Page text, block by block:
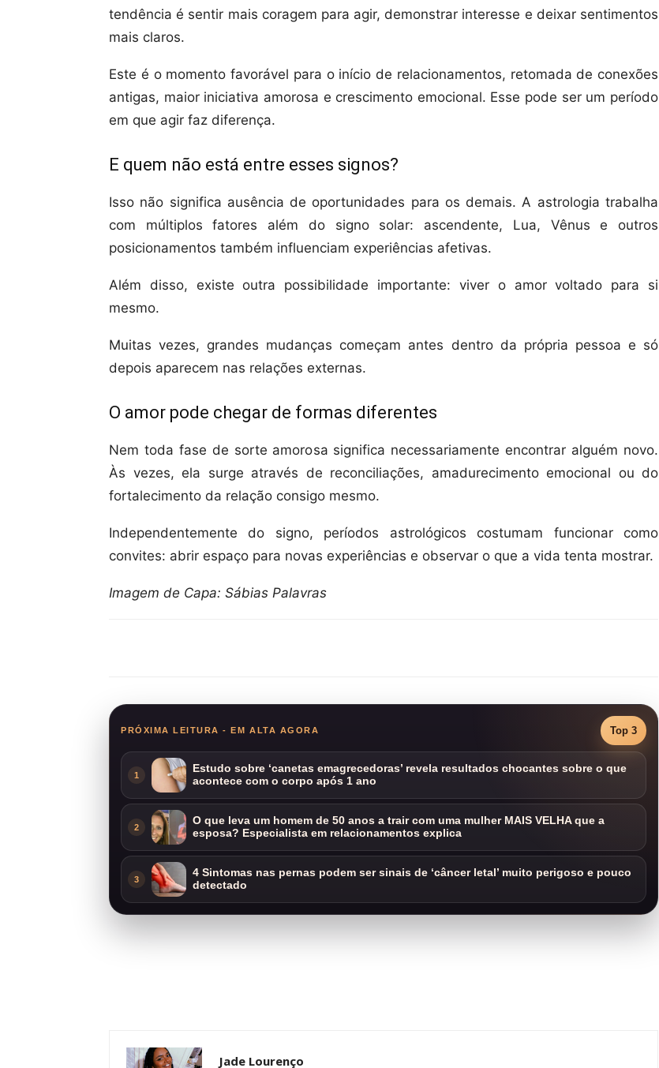
tendência é sentir mais coragem para agir, demonstrar interesse e deixar sentimentos
mais claros.
Este é o momento favorável para o início de relacionamentos, retomada de conexões
antigas, maior iniciativa amorosa e crescimento emocional. Esse pode ser um período
em que agir faz diferença.
E quem não está entre esses signos?
Isso não significa ausência de oportunidades para os demais. A astrologia trabalha
com múltiplos fatores além do signo solar: ascendente, Lua, Vênus e outros
posicionamentos também influenciam experiências afetivas.
Além disso, existe outra possibilidade importante: viver o amor voltado para si
mesmo.
Muitas vezes, grandes mudanças começam antes dentro da própria pessoa e só
depois aparecem nas relações externas.
O amor pode chegar de formas diferentes
Nem toda fase de sorte amorosa significa necessariamente encontrar alguém novo.
Às vezes, ela surge através de reconciliações, amadurecimento emocional ou do
fortalecimento da relação consigo mesmo.
Independentemente do signo, períodos astrológicos costumam funcionar como
convites: abrir espaço para novas experiências e observar o que a vida tenta mostrar.
Imagem de Capa: Sábias Palavras
PRÓXIMA LEITURA - EM ALTA AGORA Top 3
1
Estudo sobre ‘canetas emagrecedoras’ revela resultados chocantes sobre o que
acontece com o corpo após 1 ano
2
O que leva um homem de 50 anos a trair com uma mulher MAIS VELHA que a
esposa? Especialista em relacionamentos explica
3
4 Sintomas nas pernas podem ser sinais de ‘câncer letal’ muito perigoso e pouco
detectado
Jade Lourenço